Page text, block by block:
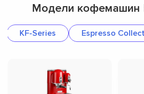
Модели кофемашин
KF-Series Espresso